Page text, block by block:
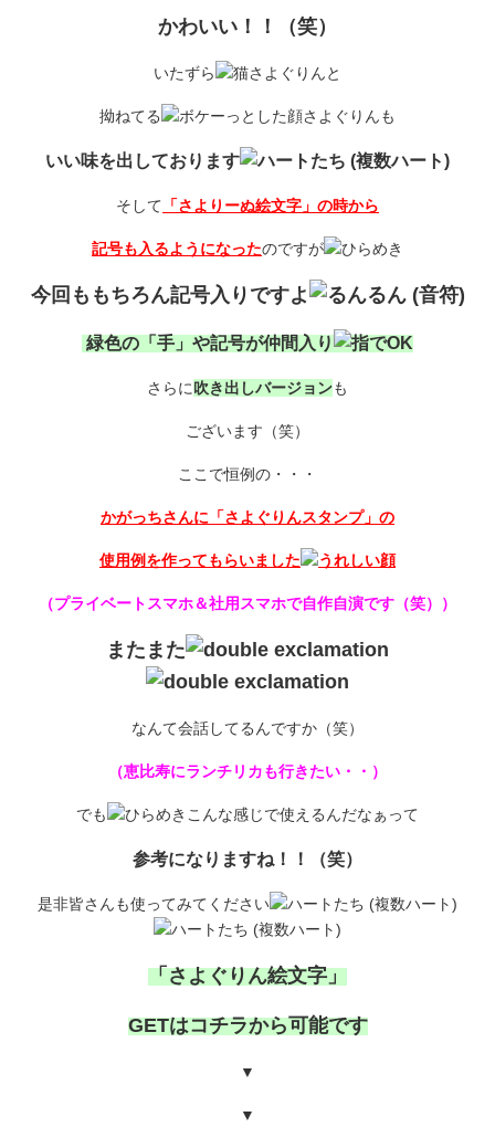
かわいい！！（笑）
いたずら さよぐりんと
拗ねてる さよぐりんも
いい味を出しております
そして 「さよりーぬ絵文字」の時から
記号も入るようになったのですが
今回ももちろん記号入りですよ
緑色の「手」や記号が仲間入り
さらに吹き出しバージョンも
ございます（笑）
ここで恒例の・・・
かがっちさんに「さよぐりんスタンプ」の
使用例を作ってもらいました
（プライベートスマホ＆社用スマホで自作自演です（笑））
またまた
なんて会話してるんですか（笑）
（恵比寿にランチリカも行きたい・・）
でも こんな感じで使えるんだなぁって
参考になりますね！！（笑）
是非皆さんも使ってみてください
「さよぐりん絵文字」
GETはコチラから可能です
▼
▼